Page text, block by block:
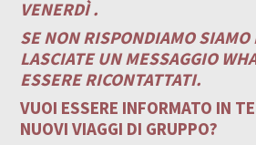
VENERDÌ .
SE NON RISPONDIAMO SIAMO
LASCIATE UN MESSAGGIO
ESSERE RICONTATTATI.
VUOI ESSERE INFORMATO IN
NUOVI VIAGGI DI GRUPPO?